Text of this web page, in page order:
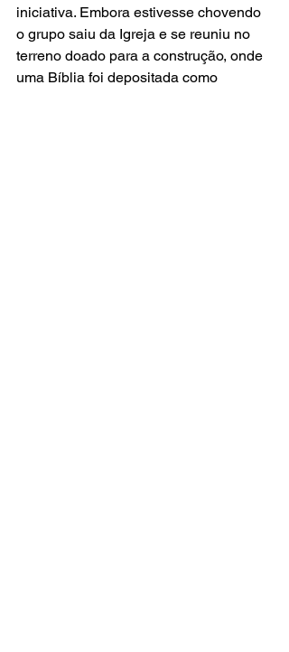
iniciativa. Embora estivesse chovendo
o grupo saiu da Igreja e se reuniu no
terreno doado para a construção, onde
uma Bíblia foi depositada como